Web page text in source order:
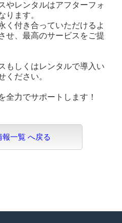
やレンタルはアフターフォ
ります。
く付き合っていただけるよ
せ、最高のサービスをご提
もしくはレンタルで導入い
ください。
全力でサポートします！
報一覧 へ戻る